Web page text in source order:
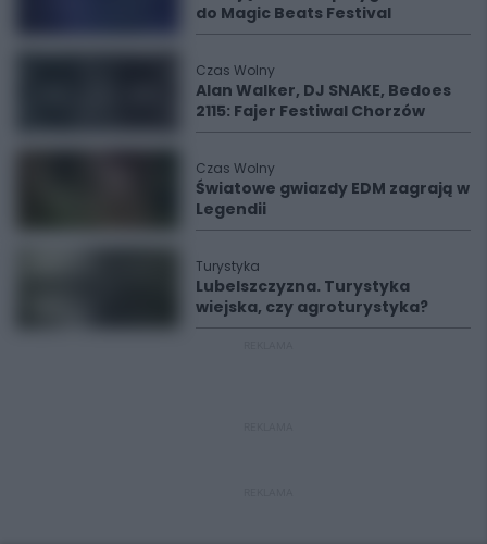
do Magic Beats Festival
Czas Wolny
Alan Walker, DJ SNAKE, Bedoes
2115: Fajer Festiwal Chorzów
Czas Wolny
Światowe gwiazdy EDM zagrają w
Legendii
Turystyka
Lubelszczyzna. Turystyka
wiejska, czy agroturystyka?